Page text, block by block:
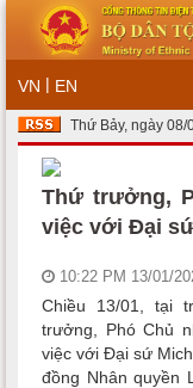
VN | EN
Thứ Bảy, ngày 08/
Thứ trưởng,
việc với Đại
10:22 PM 13/01/
Chiều 13/01, tại
trưởng, Phó Chủ
việc với Đại sứ
đồng Nhân quyền